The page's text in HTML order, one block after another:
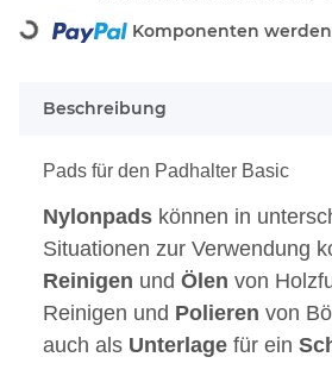
Loading... Komponenten
Beschreibung
Pads für den Padhalter Basic
Nylonpads können in
Situationen zur Verwendung
Reinigen und Ölen von
Reinigen und Polieren von
auch als Unterlage für ein